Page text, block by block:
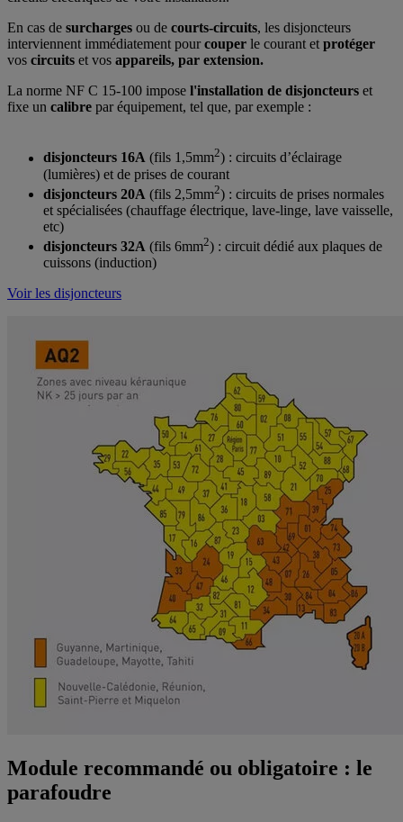
En cas de surcharges ou de courts-circuits, les disjoncteurs
interviennent immédiatement pourcouper le courant etprotéger
vos circuits et vos appareils, par extension.
La norme NF C 15-100 impose l'installation de disjoncteurs et
fixe un calibre par équipement, tel que, par exemple :
disjoncteurs 16A (fils 1,5mm2) : circuits d’éclairage
(lumières) et de prises de courant
disjoncteurs 20A (fils 2,5mm2) : circuits de prises normales
et spécialisées (chauffage électrique, lave-linge, lave vaisselle,
etc)
disjoncteurs 32A (fils 6mm2) : circuit dédié aux plaques de
cuissons (induction)
Voir les disjoncteurs
Module recommandé ou obligatoire : le
parafoudre